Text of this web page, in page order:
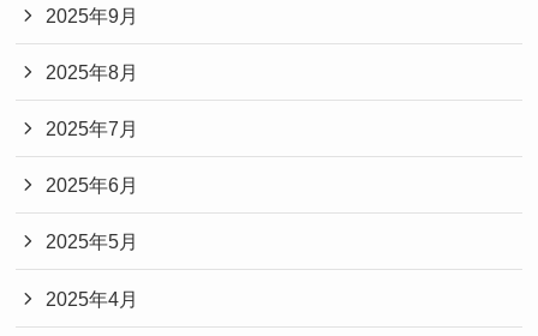
2025年9月
2025年8月
2025年7月
2025年6月
2025年5月
2025年4月